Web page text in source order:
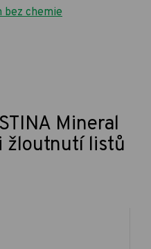
bez chemie
Mineral
žloutnutí listů